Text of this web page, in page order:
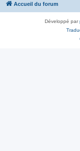
Accueil du forum
Développé par